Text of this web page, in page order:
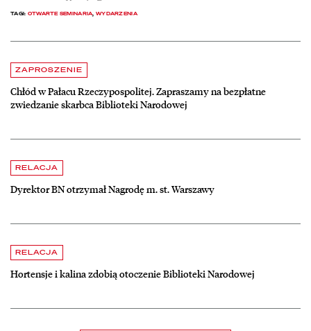
TAGI: OTWARTE SEMINARIA ,WYDARZENIA
Aktualności
ZAPROSZENIE
Chłód w Pałacu Rzeczypospolitej. Zapraszamy na bezpłatne
zwiedzanie skarbca Biblioteki Narodowej
czytaj więcej o Chłód w Pałacu Rzeczypospolitej. Zapraszamy na
RELACJA
Dyrektor BN otrzymał Nagrodę m. st. Warszawy
czytaj więcej o Dyrektor BN otrzymał Nagrodę m. st. Warszawy
RELACJA
Hortensje i kalina zdobią otoczenie Biblioteki Narodowej
czytaj więcej o Hortensje i kalina zdobią otoczenie Biblioteki